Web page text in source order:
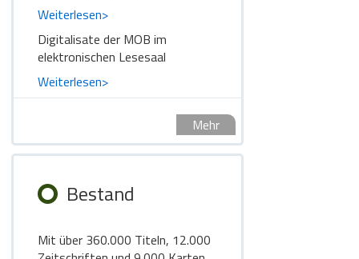
Weiterlesen>
Digitalisate der MOB im
elektronischen Lesesaal
Weiterlesen>
Mehr
Bestand
Mit über 360.000 Titeln, 12.000